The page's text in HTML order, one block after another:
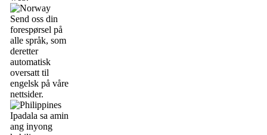
Send oss din
forespørsel på
alle språk, som
deretter
automatisk
oversatt til
engelsk på våre
nettsider.
Ipadala sa amin
ang inyong